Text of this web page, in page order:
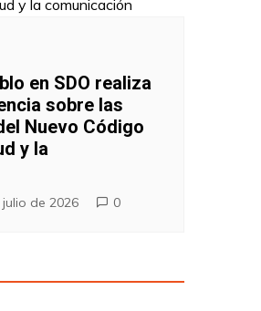
en SDO realiza
sobre las
Nuevo Código
y la
julio de 2026 0